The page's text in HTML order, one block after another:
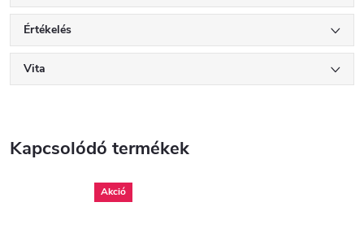
Értékelés
Vita
Kapcsolódó termékek
Akció